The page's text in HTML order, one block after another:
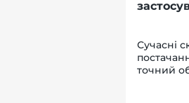
Сучасні
точний